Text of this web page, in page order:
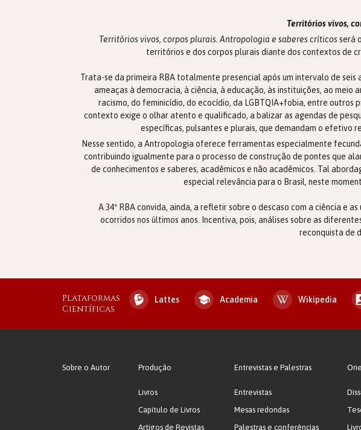
Territórios vivos,
Territórios vivos, corpos plurais. Antropologia e saberes críticos será
territórios e dos corpos plurais diante dos contextos de
Trata-se da primeira RBA totalmente presencial após um intervalo de seis
ameaças à democracia, à ciência, à educação, às instituições, ao
racismo, do feminicídio, do ecocídio, da LGBTQIA+fobia, entre
contexto exige o olhar atento e qualificado, a balizar as agendas de
específicas, pulsantes e plurais, que demandam o efetivo
Nesse sentido, a Antropologia oferece ferramentas especialmente
contribuindo igualmente para o processo de construção de pontes que
de conhecimentos e saberes, acadêmicos e não acadêmicos. Tal
especial relevância para o Brasil, neste
A 34ª RBA convida, ainda, a refletir sobre o descaso com a ciência e
ocorridos nos últimos anos. Incentiva, pois, análises sobre as
reconquista de
Plataformas
Científicas
Lattes Academia Wikipedia
Sobre o Autor Produção
Livros
Capítulo de Livros
Artigos de Revistas
Entrevistas e Palestras
Entrevistas
Mesas redondas
Palestras e conferências